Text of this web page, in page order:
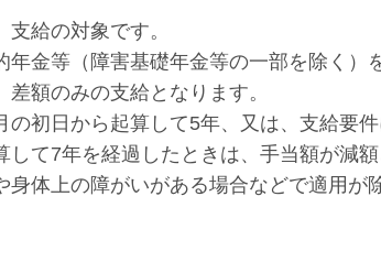
給の対象です。
金等（障害基礎年金等の一部を除く）
額のみの支給となります。
初日から起算して5年、又は、支給要
して7年を経過したときは、手当額が減
身体上の障がいがある場合などで適用が